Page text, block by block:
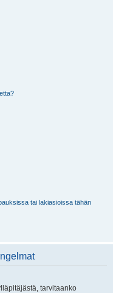
tai lakiasioissa tähän
tarvitaanko